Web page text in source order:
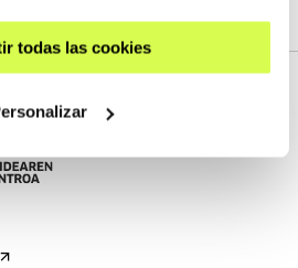
todas las cookies